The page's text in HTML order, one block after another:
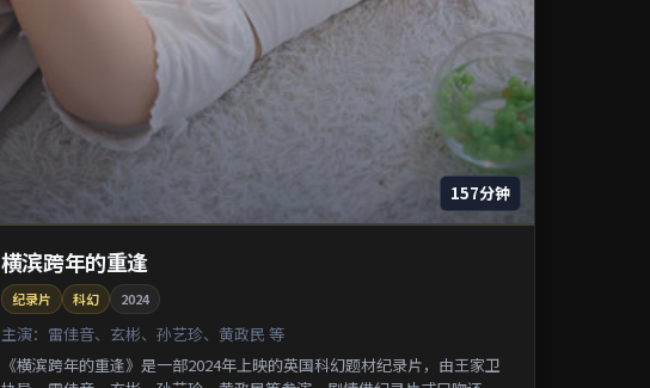
157分钟
横滨跨年的重逢
纪录片 科幻 2024
主演： 雷佳音、玄彬、孙艺珍、黄政民 等
《横滨跨年的重逢》是一部2024年上映的英国科幻题材纪录片，由王家卫